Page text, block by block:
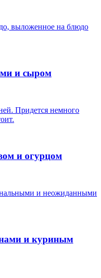
выложенное на блюдо
и сыром
Придется немного
и огурцом
и неожиданными
и куриным